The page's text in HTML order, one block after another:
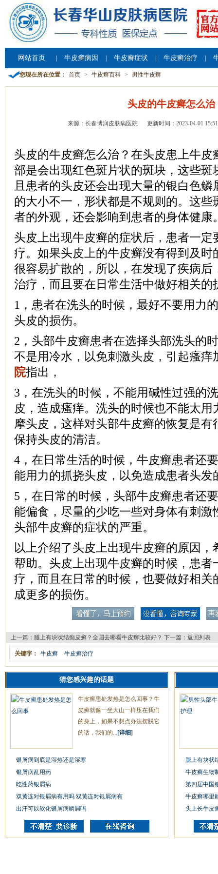
网站首页 牛皮癣病因 牛皮癣症状 牛皮癣治疗
您现在所在位置： 首页 > 牛皮癣百科 > 男性牛皮癣
头皮的牛皮癣怎么治
来源：长春博润皮肤病医院 更新时间：2023-04-01
头皮的牛皮癣怎么治？在头皮患上牛皮
部是会出现红色斑片状的斑块，这些斑
且患者的头皮还会出现大量的银白色
的大小不一，形状都是不规则的。这些
者的外观，还会影响到患者的身体健康
头皮上出现牛皮癣的症状后，患者一定
疗。如果头皮上的牛皮癣没有得到及时
很容易扩散的，所以，在发现了疾病后
治疗，而且要在日常生活中做好相关的
1，患者在洗头的时候，最好不要用力
头皮的损伤。
2，头部牛皮癣患者在选择头部洗头的
不是用冷水，以免刺激头皮，引起瘙痒
院指出，
3，在洗头的时候，不能用碱性过强的
皮，造成瘙痒。洗头的时候也不能太用
摩头皮，这样对头部牛皮癣的恢复是有
保持头皮的清洁。
4，在日常生活的时候，牛皮癣患者还
能用力的抓挠头皮，以免造成患者头发
5，在日常的时候，头部牛皮癣患者还
能偏食，尽量的少吃一些对身体有刺激
头部牛皮癣的症状的严重。
以上介绍了头皮上出现牛皮癣的原因，
帮助。头皮上出现牛皮癣的时候，患者
疗，而且在日常的时候，也要做好相关
成更多的损伤。
上一篇： 腿上有块状结痂皮癣？全国去哪看牛皮癣比较好？ 下一篇： 返回列表
关键字： 牛皮癣 牛皮癣治疗
猜您感兴趣的话题
牛皮癣患处发热是怎么回事？牛
皮癣就像一坐大山一样压在我们
的身上，如果不想点办法摆脱它
的话，我们的... [详细]
银屑病到底是湿热还是湿寒
银屑病乱用药
吃性药银屑病
双黄连对银屑病有用吗 双黄连对银屑病有
出汗可以软化银屑病鳞屑吗
腿上有块状
牛皮癣生物
第四届中国
牛皮癣哪里
头上长牛皮